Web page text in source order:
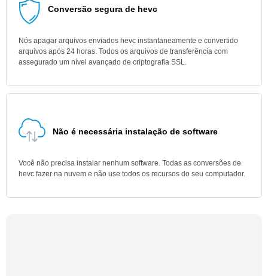
Conversão segura de hevc
Nós apagar arquivos enviados hevc instantaneamente e convertido
arquivos após 24 horas. Todos os arquivos de transferência com
assegurado um nível avançado de criptografia SSL.
Não é necessária instalação de software
Você não precisa instalar nenhum software. Todas as conversões de
hevc fazer na nuvem e não use todos os recursos do seu computador.